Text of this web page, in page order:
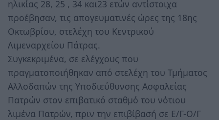
ηλικίας 28, 25 , 34 και23 ετών αντίστοιχα
προέβησαν, τις απογευματινές ώρες της 18ης
Οκτωβρίου, στελέχη του Κεντρικού
Λιμεναρχείου Πάτρας.
Συγκεκριμένα, σε ελέγχους που
πραγματοποιήθηκαν από στελέχη του Τμήματος
Αλλοδαπών της Υποδιεύθυνσης Ασφαλείας
Πατρών στον επιβατικό σταθμό του νότιου
λιμένα Πατρών, πριν την επιβίβασή σε Ε/Γ-Ο/Γ